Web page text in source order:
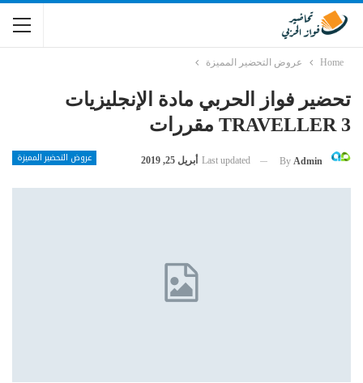
Home عروض التحضير المميزة
تحضير فواز الحربي مادة الإنجليزيات
TRAVELLER 3 مقررات
عروض التحضير المميزة By Admin
Last updated أبريل 25, 2019